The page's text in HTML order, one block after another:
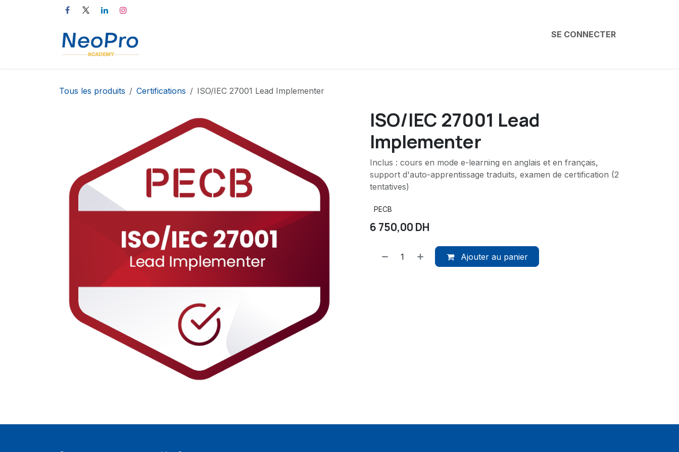
Se rendre au contenu
SE CONNECTER
Tous les produits Certifications ISO/IEC 27001 Lead Implementer
ISO/IEC 27001 Lead
Implementer
Inclus : cours en mode e-learning en anglais et en français,
support d'auto-apprentissage traduits, examen de certification (2
tentatives)
PECB
6 750,00 DH
Ajouter au panier